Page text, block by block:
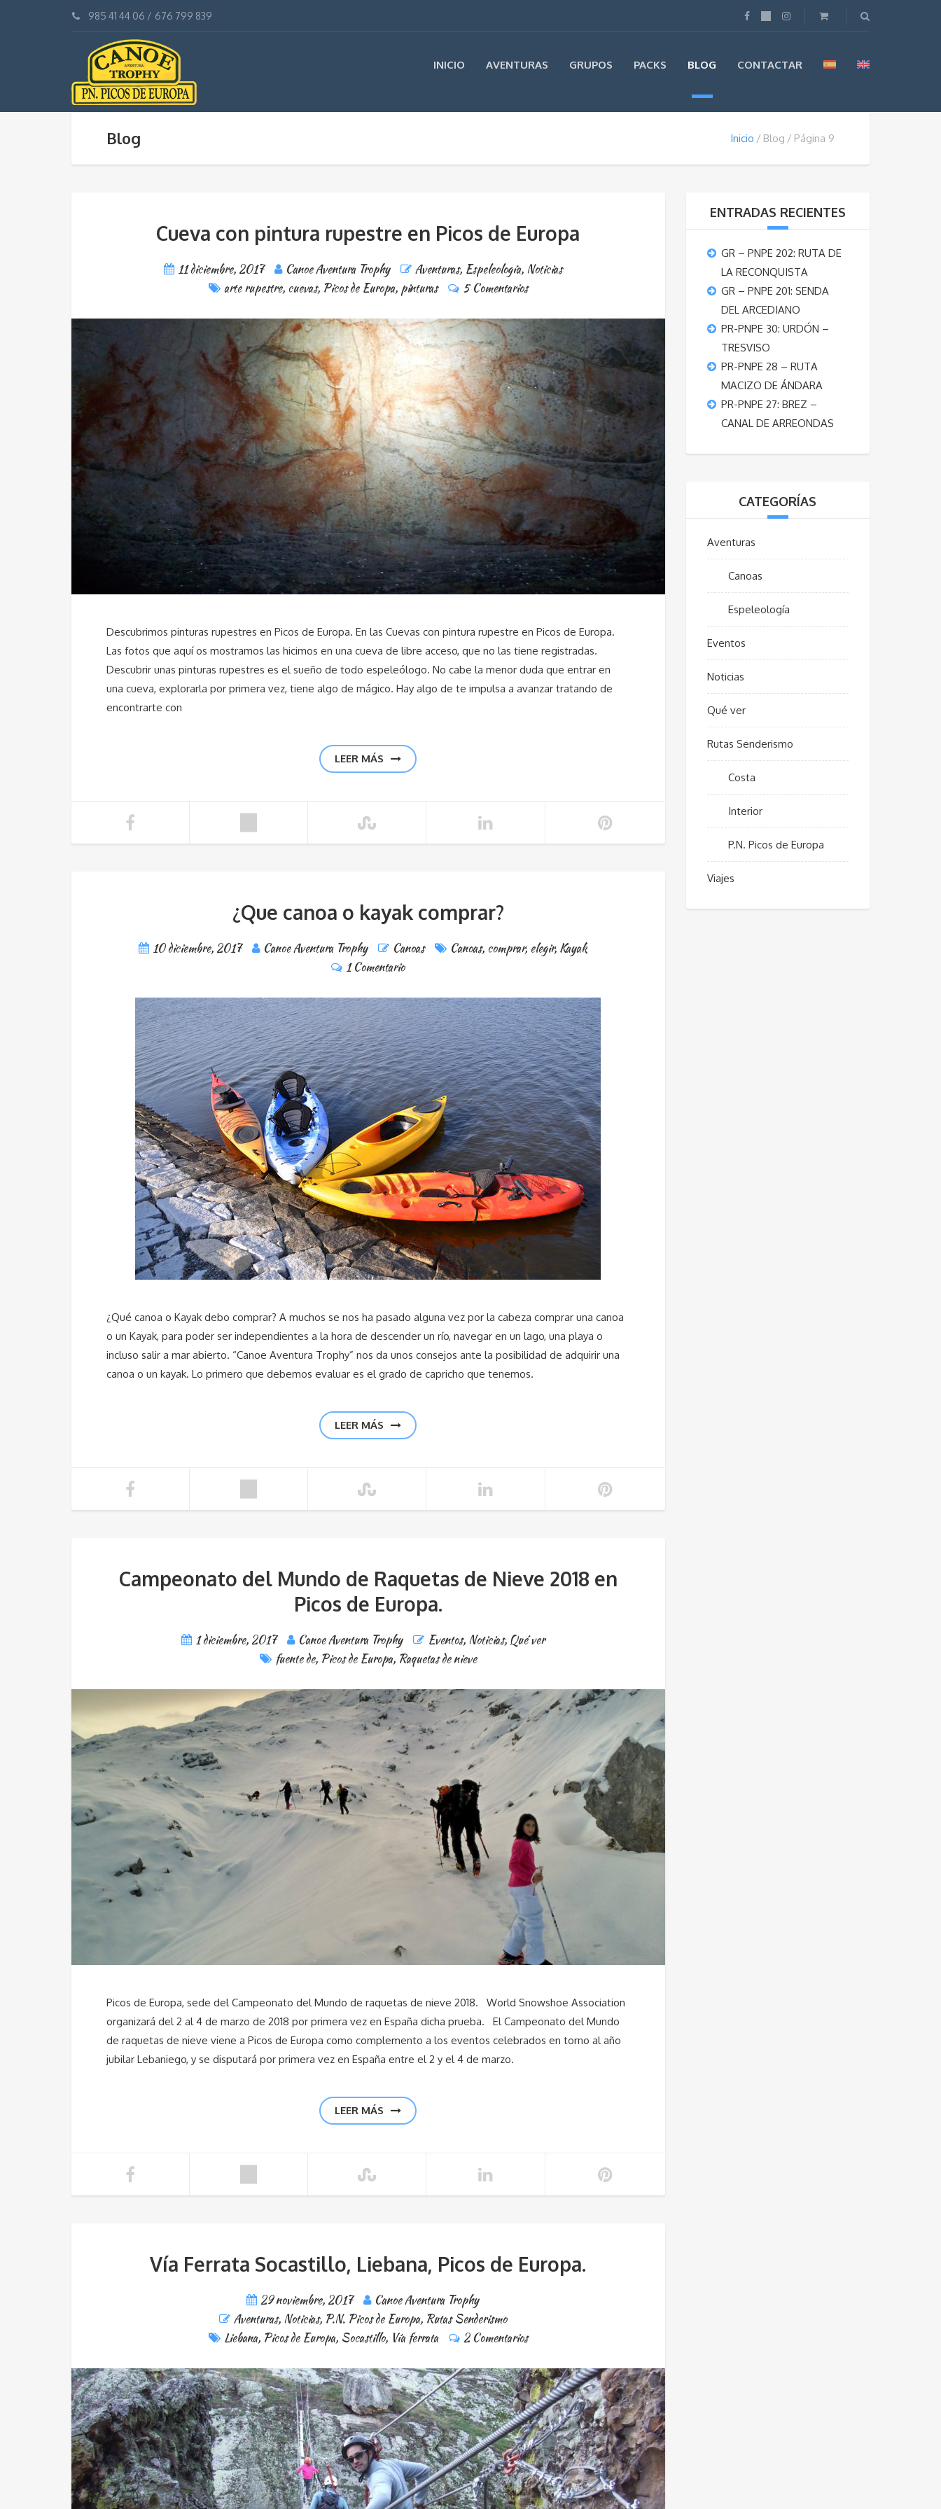
985 41 44 06 / 676 799 839
INICIO AVENTURAS GRUPOS PACKS BLOG CONTACTAR
Blog Inicio Blog Página 9
Cueva con pintura rupestre en Picos de Europa
11 diciembre, 2017 Canoe Aventura Trophy Aventuras, Espeleología, Noticias
arte rupestre, cuevas, Picos de Europa, pinturas 5 Comentarios
Descubrimos pinturas rupestres en Picos de Europa. En las Cuevas con pintura rupestre en Picos de Europa.
Las fotos que aquí os mostramos las hicimos en una cueva de libre acceso, que no las tiene registradas.
Descubrir unas pinturas rupestres es el sueño de todo espeleólogo. No cabe la menor duda que entrar en
una cueva, explorarla por primera vez, tiene algo de mágico. Hay algo de te impulsa a avanzar tratando de
encontrarte con
LEER MÁS
¿Que canoa o kayak comprar?
10 diciembre, 2017 Canoe Aventura Trophy Canoas Canoas, comprar, elegir, Kayak
1 Comentario
¿Qué canoa o Kayak debo comprar? A muchos se nos ha pasado alguna vez por la cabeza comprar una canoa
o un Kayak, para poder ser independientes a la hora de descender un río, navegar en un lago, una playa o
incluso salir a mar abierto. “Canoe Aventura Trophy” nos da unos consejos ante la posibilidad de adquirir una
canoa o un kayak. Lo primero que debemos evaluar es el grado de capricho que tenemos.
LEER MÁS
Campeonato del Mundo de Raquetas de Nieve 2018 en
Picos de Europa.
1 diciembre, 2017 Canoe Aventura Trophy Eventos, Noticias, Qué ver
fuente de, Picos de Europa, Raquetas de nieve
Picos de Europa, sede del Campeonato del Mundo de raquetas de nieve 2018. World Snowshoe Association
organizará del 2 al 4 de marzo de 2018 por primera vez en España dicha prueba. El Campeonato del Mundo
de raquetas de nieve viene a Picos de Europa como complemento a los eventos celebrados en torno al año
jubilar Lebaniego, y se disputará por primera vez en España entre el 2 y el 4 de marzo.
LEER MÁS
Vía Ferrata Socastillo, Liebana, Picos de Europa.
29 noviembre, 2017
Canoe Aventura Trophy
Aventuras, Noticias, P.N. Picos de Europa, Rutas Senderismo
Liebana, Picos de Europa, Socastillo, Vía ferrata 2 Comentarios
ENTRADAS RECIENTES
GR – PNPE 202: RUTA DE
LA RECONQUISTA
GR – PNPE 201: SENDA
DEL ARCEDIANO
PR-PNPE 30: URDÓN –
TRESVISO
PR-PNPE 28 – RUTA
MACIZO DE ÁNDARA
PR-PNPE 27: BREZ –
CANAL DE ARREONDAS
CATEGORÍAS
Aventuras
Canoas
Espeleología
Eventos
Noticias
Qué ver
Rutas Senderismo
Costa
Interior
P.N. Picos de Europa
Viajes